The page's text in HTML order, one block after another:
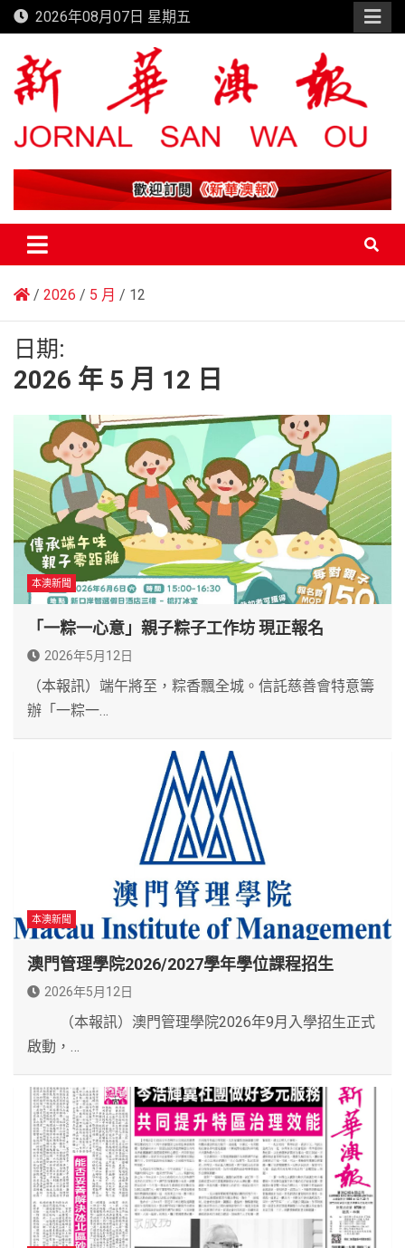
Skip
to
content
2026年08月07日 星期五
新華澳報
2026 5 月 12
日期:
2026 年 5 月 12 日
本澳新聞
「一粽一心意」親子粽子工作坊 現正報名
2026年5月12日
（本報訊）​端午將至，粽香飄全城。信託慈善會特意籌
辦「一粽一…
本澳新聞
澳門管理學院2026/2027學年學位課程招生
2026年5月12日
（本報訊）澳門管理學院2026年9月入學招生正式
啟動，…